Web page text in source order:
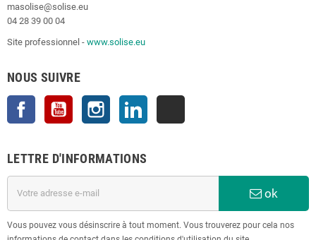
masolise@solise.eu
04 28 39 00 04
Site professionnel - www.solise.eu
NOUS SUIVRE
Facebook YouTube Instagram
LETTRE D'INFORMATIONS
ok
Vous pouvez vous désinscrire à tout moment. Vous trouverez pour cela nos